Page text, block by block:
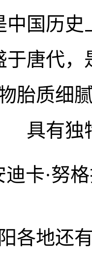
中国历史
于唐代，
胎质细
具有独
卡·努
各地还